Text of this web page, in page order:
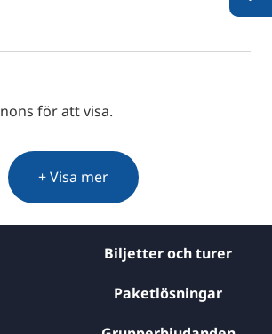
för att visa.
+ Visa mer
Biljetter och turer
Paketlösningar